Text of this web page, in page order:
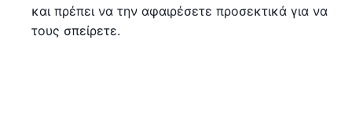
και πρέπει να την αφαιρέσετε προσεκτικά για να
τους σπείρετε.